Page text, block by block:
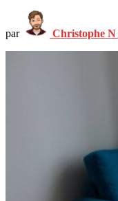
par Christophe N